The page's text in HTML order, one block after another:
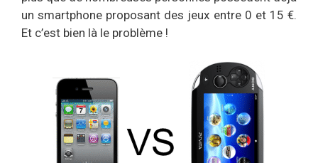
un smartphone proposant des jeux entre 0 et 15 €.
Et c’est bien là le problème !